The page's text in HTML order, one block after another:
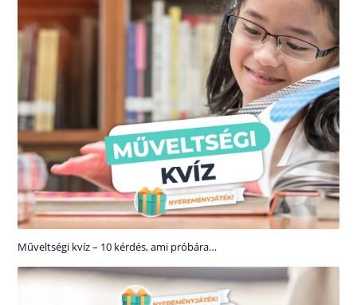
Műveltségi kvíz – 10 kérdés, ami próbára…